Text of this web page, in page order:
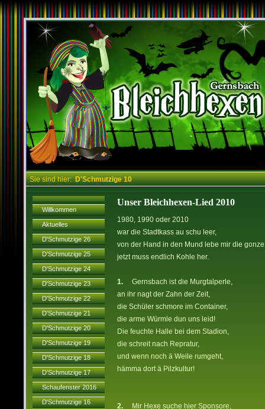
Sie sind hier:D'Schmutzige 10
Willkommen
Aktuelles
D'Schmutzige 26
D'Schmutzige 25
D'Schmutzige 24
D'Schmutzige 23
D'Schmutzige 22
D'Schmutzige 21
D'Schmutzige 20
D'Schmutzige 19
D'Schmutzige 18
D'Schmutzige 17
Schaufenster 2016
D'Schmutzige 16
Unser Bleichhexen-Lied 2010
1980, 1990 oder 2010
war die Stadtkass au schu leer,
von der Hand in den Mund lebe mir die
jetzt muss endlich Kohle her.
1. Gernsbach ist die Murgtalperle,
an ihr nagt der Zahn der Zeit,
die Schüler schmore im Container,
die arme Würmle dun uns leid!
Die feuchte Halle bei dem Stadion,
die schreit nach Repratur,
und wenn noch ä Weile rumgeht,
hämma dort ä Pilzkultur!
2.
Mir Hexe suche hier Sponsore,